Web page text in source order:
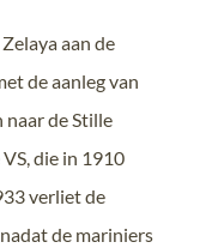
aan de
de aanleg van
naar de Stille
die in 1910
verliet de
de mariniers